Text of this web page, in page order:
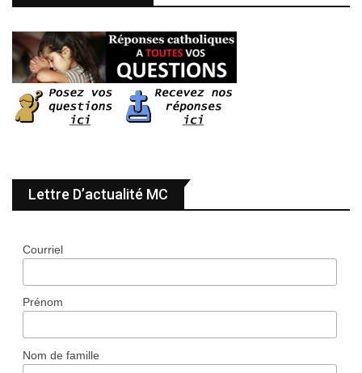
Lettre D’actualité MC
Courriel
Prénom
Nom de famille